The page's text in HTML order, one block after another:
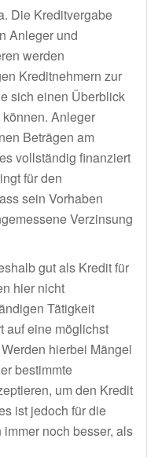
Die Kreditvergabe
Anleger und
werden
Kreditnehmern zur
sich einen Überblick
Anleger
Beträgen am
vollständig finanziert
für den
sein Vorhaben
Verzinsung
gut als Kredit für
hier nicht
Tätigkeit
auf eine möglichst
hierbei Mängel
bestimmte
um den Kredit
ist jedoch für die
noch besser, als